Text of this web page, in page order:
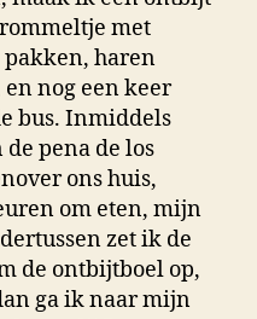
met
pakken, haren
nog een keer
bus. Inmiddels
pena de los
ons huis,
om eten, mijn
zet ik de
de ontbijtboel op,
ga ik naar mijn